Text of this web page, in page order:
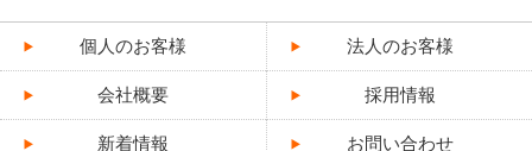
個人のお客様 法人のお客様
会社概要 採用情報
新着情報 お問い合わせ